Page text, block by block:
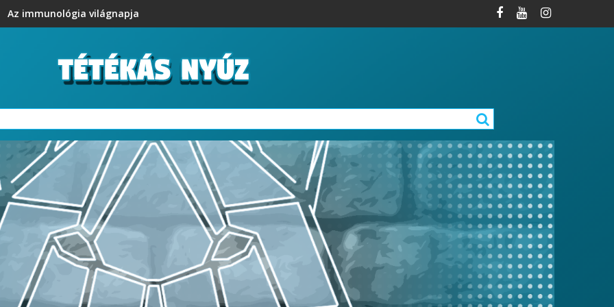
Az immunológia világnapja